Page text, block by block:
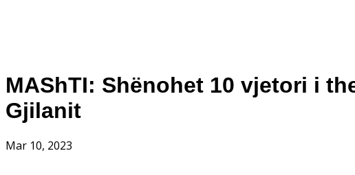
MAShTI: Shënohet 10 vjetori i
Gjilanit
Mar 10, 2023